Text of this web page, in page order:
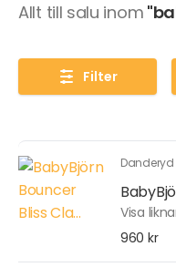
Allt till salu inom
Filter
Danderyd
Visa
960 kr